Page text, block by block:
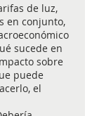
de luz,
en conjunto,
sucede en
sobre
puede
el